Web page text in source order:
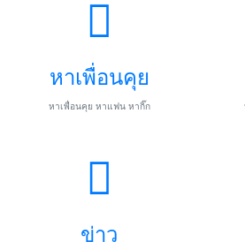
หาเพื่อนคุย
หาเพื่อนคุย หาแฟน หากิ๊ก
ข่าว